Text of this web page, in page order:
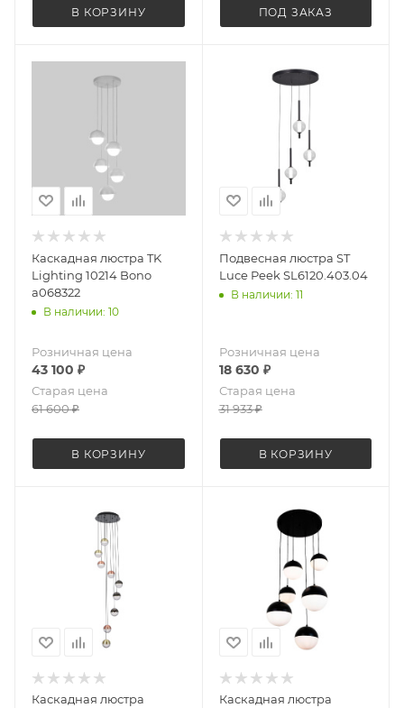
В КОРЗИНУ ПОД ЗАКАЗ
Каскадная люстра TK
Lighting 10214 Bono
a068322
В наличии: 10
Розничная цена
43 100 ₽
Старая цена
61 600₽
В КОРЗИНУ
Подвесная люстра ST
Luce Peek SL6120.403.04
В наличии: 11
Розничная цена
18 630 ₽
Старая цена
31 933₽
В КОРЗИНУ
Каскадная люстра
Каскадная люстра